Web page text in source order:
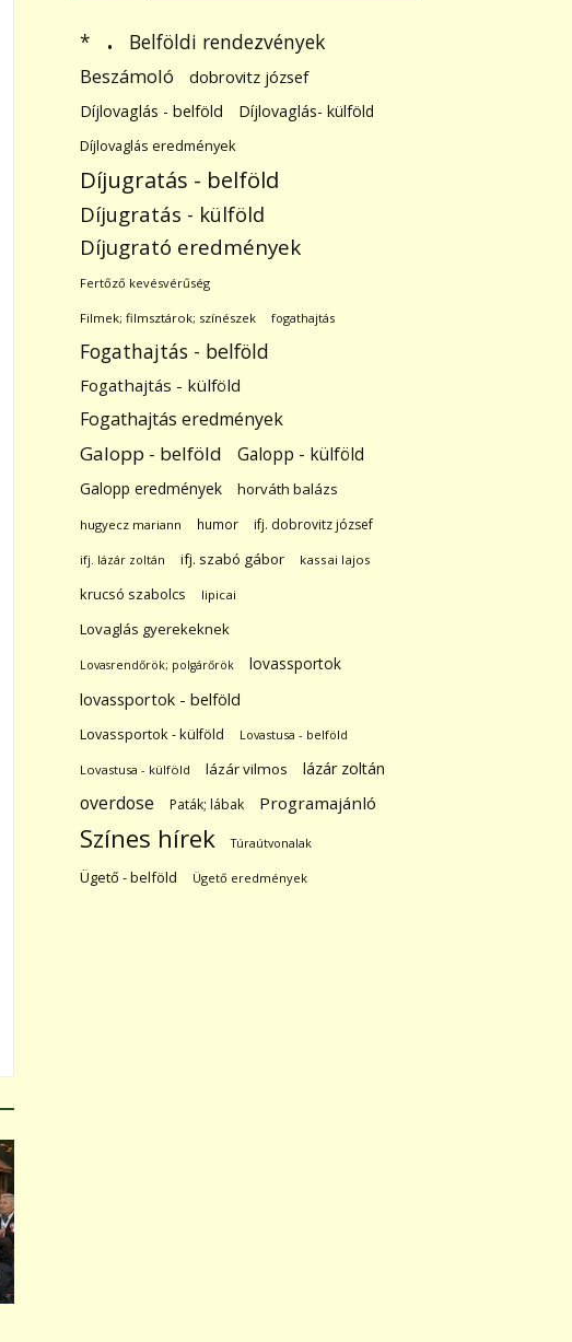
* . Belföldi rendezvények
Beszámoló dobrovitz józsef
Díjlovaglás - belföld Díjlovaglás- külföld
Díjlovaglás eredmények
Díjugratás - belföld
Díjugratás - külföld
Díjugrató eredmények
Fertőző kevésvérűség
Filmek; filmsztárok; színészek fogathajtás
Fogathajtás - belföld
Fogathajtás - külföld
Fogathajtás eredmények
Galopp - belföld Galopp - külföld
Galopp eredmények horváth balázs
hugyecz mariann humor ifj. dobrovitz józsef
ifj. lázár zoltán ifj. szabó gábor kassai lajos
krucsó szabolcs lipicai
Lovaglás gyerekeknek
Lovasrendőrök; polgárőrök
lovassportok
lovassportok - belföld
Lovassportok - külföld Lovastusa - belföld
Lovastusa - külföld lázár vilmos lázár zoltán
overdose Paták; lábak Programajánló
Színes hírek Túraútvonalak
Ügető - belföld Ügető eredmények